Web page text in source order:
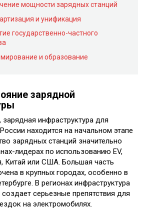
мощности зарядных станций
и унификация
государственно-частного
и образование
зарядной
инфраструктура для
находится на начальном этапе
зарядных станций значительно
лидерах по использованию EV,
Китай или США. Большая часть
в крупных городах, особенно в
В регионах инфраструктура
серьезные препятствия для
на электромобилях.